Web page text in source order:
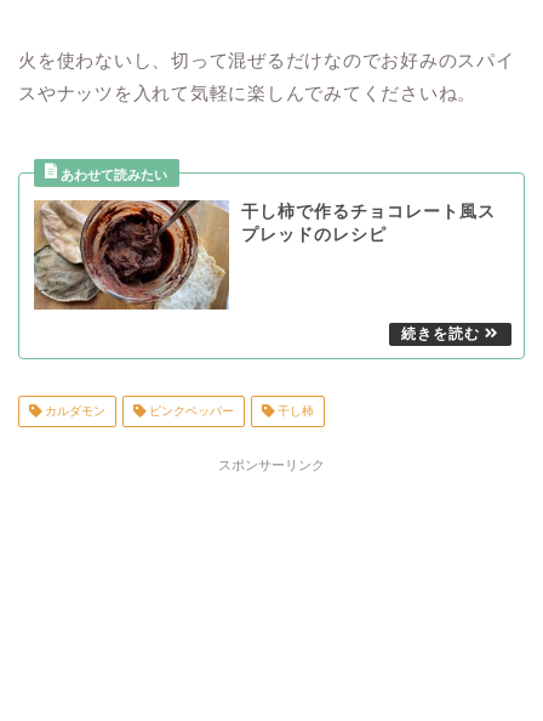
火を使わないし、切って混ぜるだけなのでお好みのスパイ
スやナッツを入れて気軽に楽しんでみてくださいね。
干し柿で作るチョコレート風ス
プレッドのレシピ
カルダモン ピンクペッパー 干し柿
スポンサーリンク